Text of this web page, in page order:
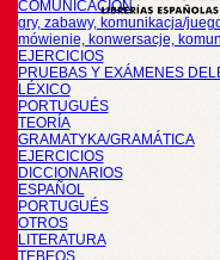
COMUNICACIÓN
gry, zabawy, komunikacja/
mówienie, konwersacje,
EJERCICIOS
PRUEBAS Y EXÁMENES
LÉXICO
PORTUGUÉS
TEORÍA
GRAMATYKA/GRAMÁTICA
EJERCICIOS
DICCIONARIOS
ESPAÑOL
PORTUGUÉS
OTROS
LITERATURA
TEBEOS